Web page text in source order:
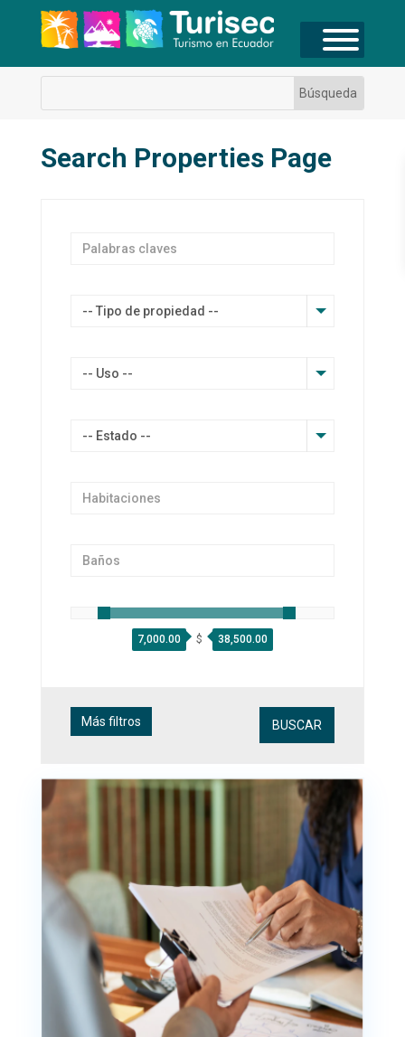
Search Properties Page
-- Tipo de propiedad --
-- Uso --
-- Estado --
7,000.00 $ 38,500.00
de gas
Compactadores
de basura
Chimenea
Vista al lago
Térmosifon
solar
Ducha
separada
Bar de casa
Remodelado
Más filtros BUSCAR